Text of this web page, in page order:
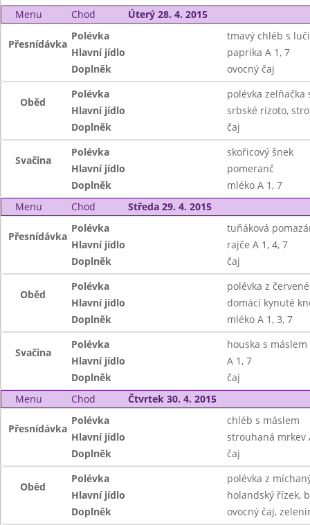
Menu
Chod Úterý 28. 4. 2015
Přesnídávka
Polévka
tmavý chléb s
Hlavní jídlo
paprika A 1, 7
Doplněk
ovocný čaj
Oběd
Polévka
polévka zelňačka
Hlavní jídlo
srbské rizoto,
Doplněk
čaj
Svačina
Polévka
skořicový šnek
Hlavní jídlo
pomeranč
Doplněk
mléko A 1, 7
Menu
Chod Středa 29. 4. 2015
Přesnídávka
Polévka
tuňáková
Hlavní jídlo
rajče A 1, 4, 7
Doplněk
čaj
Oběd
Polévka
polévka z
Hlavní jídlo
domácí kynuté
Doplněk
mléko A 1, 3, 7
Svačina
Polévka
houska s
Hlavní jídlo
A 1, 7
Doplněk
čaj
Menu
Chod Čtvrtek 30. 4. 2015
Přesnídávka
Polévka
chléb s máslem
Hlavní jídlo
strouhaná mrkev
Doplněk
čaj
Oběd
Polévka
polévka z
Hlavní jídlo
holandský řízek,
Doplněk
ovocný čaj,